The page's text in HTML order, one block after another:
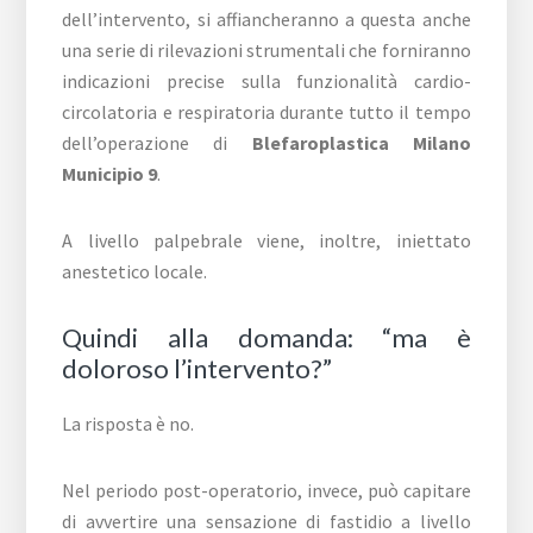
dell’intervento, si affiancheranno a questa anche
una serie di rilevazioni strumentali che forniranno
indicazioni precise sulla funzionalità cardio-
circolatoria e respiratoria durante tutto il tempo
dell’operazione di Blefaroplastica Milano
Municipio 9.
A livello palpebrale viene, inoltre, iniettato
anestetico locale.
Quindi alla domanda: “ma è
doloroso l’intervento?”
La risposta è no.
Nel periodo post-operatorio, invece, può capitare
di avvertire una sensazione di fastidio a livello